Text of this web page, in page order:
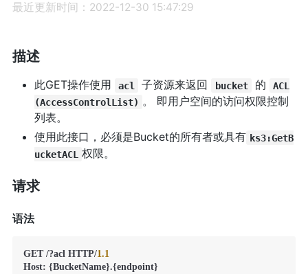
最近更新时间：2022-12-30 15:47:29
描述
此GET操作使用 acl 子资源来返回 bucket 的
ACL
(AccessControlList) 。 即用户空间的访问权限控制
列表。
使用此接口，必须是Bucket的所有者或具有 ks3:GetB
ucketACL 权限。
请求
语法
GET /?acl HTTP/1.1
Host: {BucketName}.{endpoint}